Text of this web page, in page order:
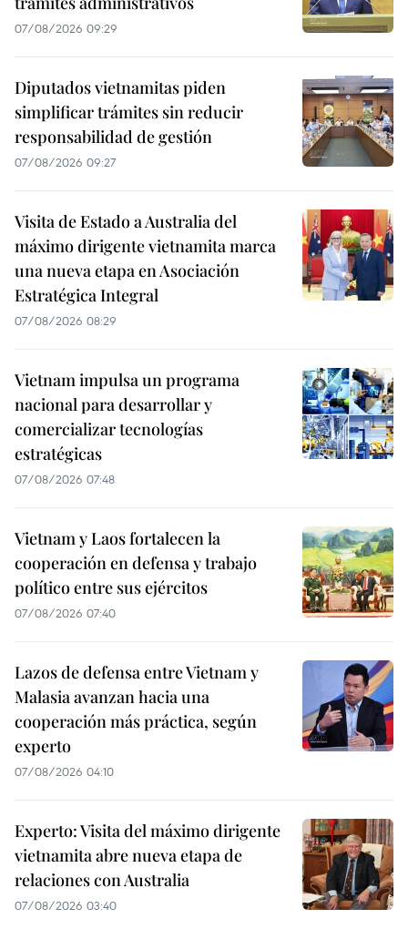
07/08/2026 09:29
Diputados vietnamitas piden
simplificar trámites sin reducir
responsabilidad de gestión
07/08/2026 09:27
Visita de Estado a Australia del
máximo dirigente vietnamita marca
una nueva etapa en Asociación
Estratégica Integral
07/08/2026 08:29
Vietnam impulsa un programa
nacional para desarrollar y
comercializar tecnologías
estratégicas
07/08/2026 07:48
Vietnam y Laos fortalecen la
cooperación en defensa y trabajo
político entre sus ejércitos
07/08/2026 07:40
Lazos de defensa entre Vietnam y
Malasia avanzan hacia una
cooperación más práctica, según
experto
07/08/2026 04:10
Experto: Visita del máximo dirigente
vietnamita abre nueva etapa de
relaciones con Australia
07/08/2026 03:40